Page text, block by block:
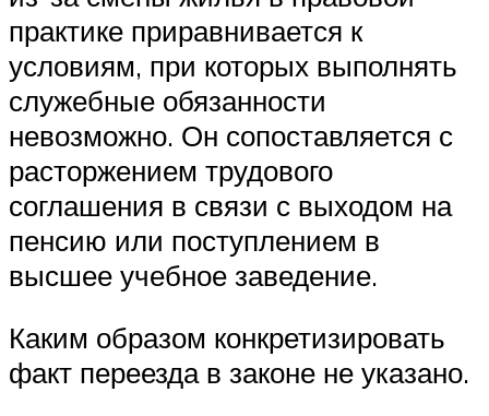
практике приравнивается к
условиям, при которых выполнять
служебные обязанности
невозможно. Он сопоставляется с
расторжением трудового
соглашения в связи с выходом на
пенсию или поступлением в
высшее учебное заведение.
Каким образом конкретизировать
факт переезда в законе не указано.